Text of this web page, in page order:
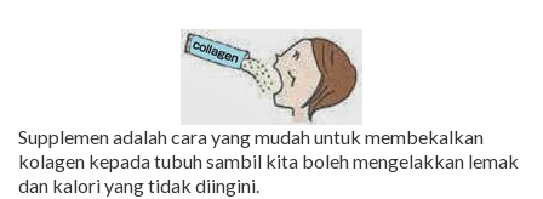
Supplemen adalah cara yang mudah untuk membekalkan
kolagen kepada tubuh sambil kita boleh mengelakkan lemak
dan kalori yang tidak diingini.